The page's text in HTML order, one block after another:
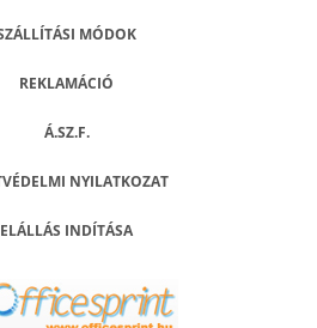
MÓDOK
REKLAMÁCIÓ
Á.SZ.F.
NYILATKOZAT
ELÁLLÁS INDÍTÁSA